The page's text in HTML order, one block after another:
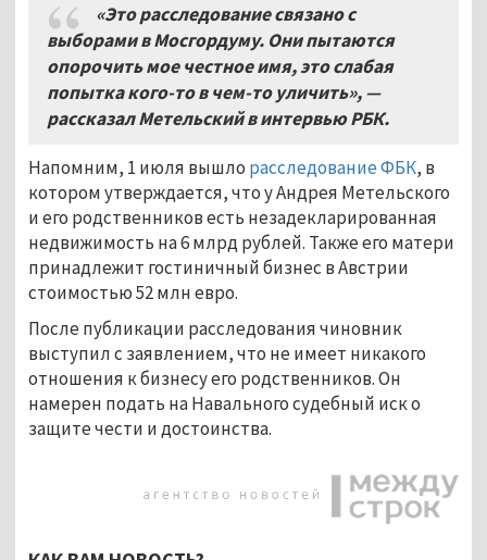
«Это расследование связано с
выборами в Мосгордуму. Они пытаются
опорочить мое честное имя, это слабая
попытка кого-то в чем-то уличить», —
рассказал Метельский в интервью РБК.
Напомним, 1 июля вышло расследование ФБК, в
котором утверждается, что у Андрея Метельского
и его родственников есть незадекларированная
недвижимость на 6 млрд рублей. Также его матери
принадлежит гостиничный бизнес в Австрии
стоимостью 52 млн евро.
После публикации расследования чиновник
выступил с заявлением, что не имеет никакого
отношения к бизнесу его родственников. Он
намерен подать на Навального судебный иск о
защите чести и достоинства.